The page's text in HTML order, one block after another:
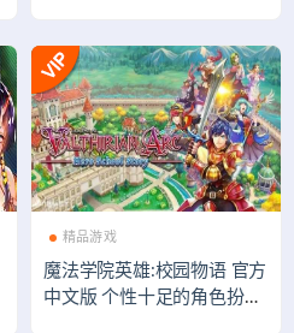
精品游戏
魔法学院英雄:校园物语 官方
中文版 个性十足的角色扮演